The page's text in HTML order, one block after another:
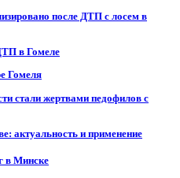
после ДТП с лосем в
в Гомеле
Гомеля
стали жертвами педофилов с
актуальность и применение
в Минске